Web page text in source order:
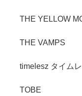
THE YELLOW
THE VAMPS
timelesz タイム
TOBE